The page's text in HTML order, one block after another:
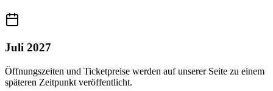
Juli 2027
Öffnungszeiten und Ticketpreise werden auf unserer Seite zu einem
späteren Zeitpunkt veröffentlicht.